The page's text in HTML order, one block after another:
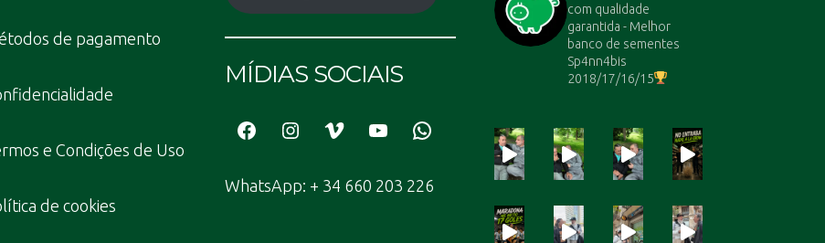
de pagamento
e Condições de Uso
de cookies
MÍDIAS SOCIAIS
FacebookInstagram
VimeoYouTubeWhatsApp
WhatsApp: + 34 660 203 226
com qualidade
garantida - Melhor
banco de sementes
Sp4nn4bis
2018/17/16/15